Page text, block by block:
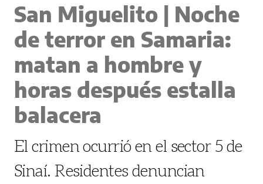
San Miguelito | Noche
de terror en Samaria:
matan a hombre y
horas después estalla
balacera
El crimen ocurrió en el sector 5 de
Sinaí. Residentes denuncian